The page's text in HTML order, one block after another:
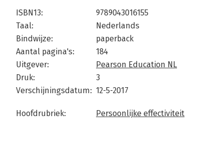
ISBN13:
9789043016155
Taal:
Nederlands
Bindwijze:
paperback
Aantal pagina's:
184
Uitgever:
Pearson Education NL
Druk:
3
Verschijningsdatum: 12-5-2017
Hoofdrubriek: Persoonlijke effectiviteit